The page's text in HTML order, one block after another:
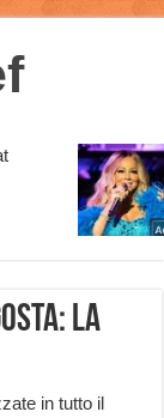
la
in tutto il